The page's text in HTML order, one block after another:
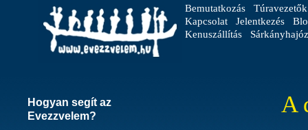
Bemutatkozás
Túravezetők
Kapcsolat
Jelentkezés
Kenuszállítás
Hogyan segít az
Evezzvelem?
A